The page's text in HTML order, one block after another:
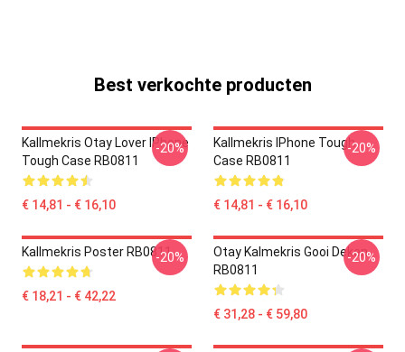
Best verkochte producten
Kallmekris Otay Lover IPhone
Tough Case RB0811
€ 14,81 - € 16,10
-20%
Kallmekris IPhone Tough
Case RB0811
€ 14,81 - € 16,10
-20%
Kallmekris Poster RB0811
€ 18,21 - € 42,22
-20%
Otay Kalmekris Gooi Deken
RB0811
€ 31,28 - € 59,80
-20%